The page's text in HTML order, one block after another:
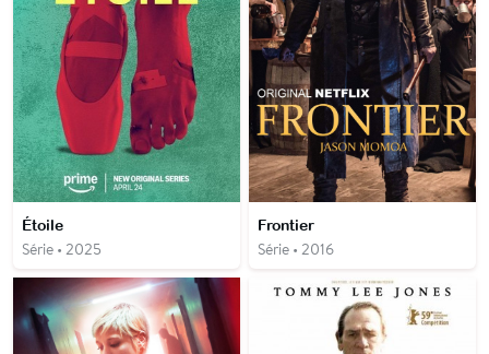
Étoile
Série • 2025
Frontier
Série • 2016